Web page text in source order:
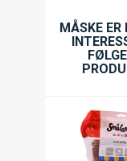
MÅSKE ER